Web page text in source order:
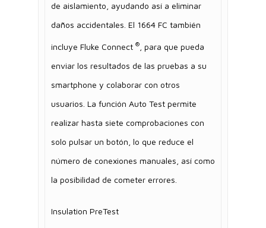
de aislamiento, ayudando así a eliminar
daños accidentales. El 1664 FC también
incluye Fluke Connect ®
, para que pueda
enviar los resultados de las pruebas a su
smartphone y colaborar con otros
usuarios. La función Auto Test permite
realizar hasta siete comprobaciones con
solo pulsar un botón, lo que reduce el
número de conexiones manuales, así como
la posibilidad de cometer errores.
Insulation PreTest